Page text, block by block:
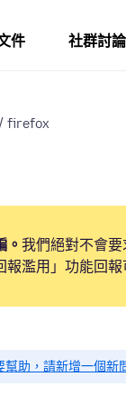
件 社群討
firefox
。 我們絕對不會
報濫用」功能回報
幫助，請新增一個新